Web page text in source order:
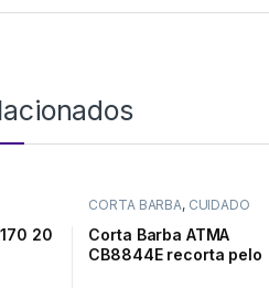
20
CORTA BARBA, CUIDADO
Corta Barba ATMA
CB8844E recorta pelo